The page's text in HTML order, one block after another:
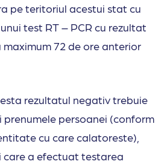
pe teritoriul acestui stat cu
test RT – PCR cu rezultat
72 de ore anterior
rezultatul negativ trebuie
prenumele persoanei (conform
cu care calatoreste),
a efectuat testarea